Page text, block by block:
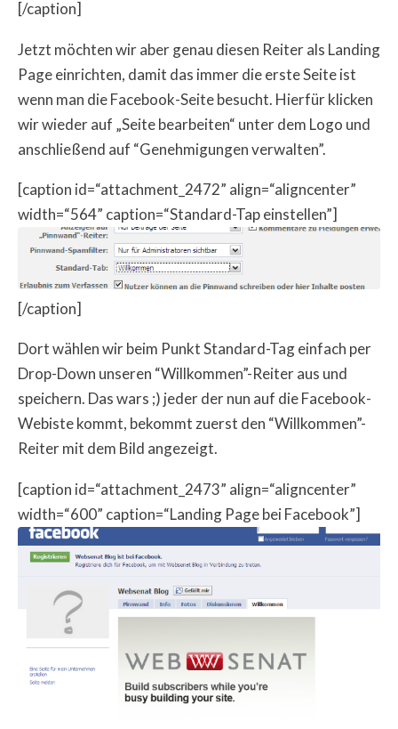
[/caption]
Jetzt möchten wir aber genau diesen Reiter als Landing
Page einrichten, damit das immer die erste Seite ist
wenn man die Facebook-Seite besucht. Hierfür klicken
wir wieder auf „Seite bearbeiten“ unter dem Logo und
anschließend auf “Genehmigungen verwalten”.
[caption id=“attachment_2472” align=“aligncenter”
width=“564” caption=“Standard-Tap einstellen”]
[/caption]
Dort wählen wir beim Punkt Standard-Tag einfach per
Drop-Down unseren “Willkommen”-Reiter aus und
speichern. Das wars ;) jeder der nun auf die Facebook-
Webiste kommt, bekommt zuerst den “Willkommen”-
Reiter mit dem Bild angezeigt.
[caption id=“attachment_2473” align=“aligncenter”
width=“600” caption=“Landing Page bei Facebook”]